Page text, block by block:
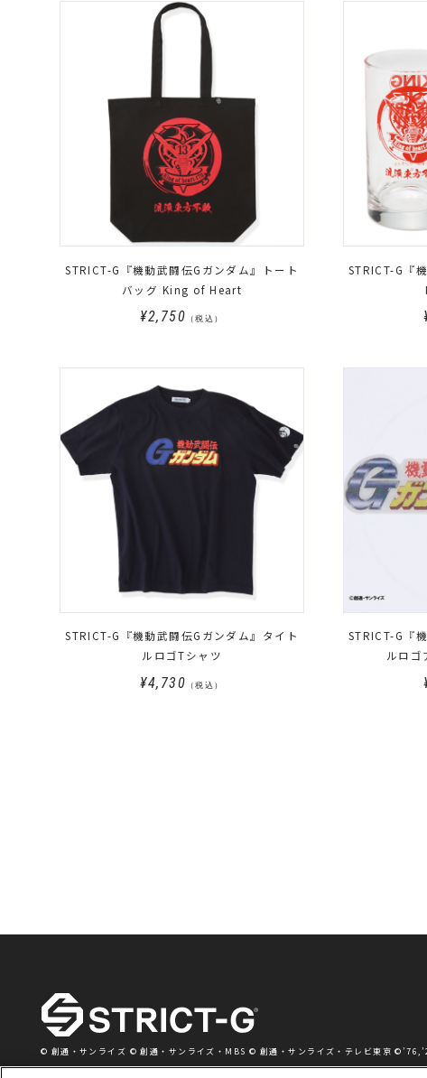
STRICT-G『機動武闘伝Gガンダム』トート
バッグ King of Heart
¥2,750 （税込）
STRICT-G『
STRICT-G『機動武闘伝Gガンダム』タイト
ルロゴTシャツ
¥4,730 （税込）
STRICT-G『
ルロゴ
© 創通・サンライズ © 創通・サンライズ・MBS © 創通・サンライズ・テレビ東京